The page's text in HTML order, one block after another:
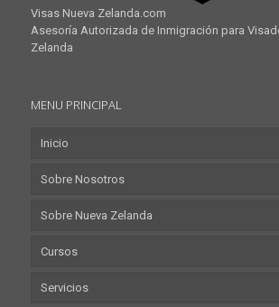
Visas Nueva Zelanda.com
Asesoría Autorizada de Inmigración para
Zelanda
MENU PRINCIPAL
Inicio
Sobre Nosotros
Sobre Nueva Zelanda
Cursos
Servicios